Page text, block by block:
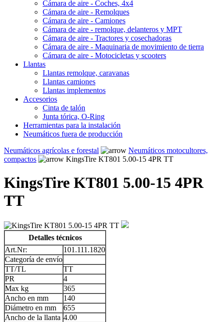
Cámara de aire - Coches, 4x4
Cámara de aire - Remolques
Cámara de aire - Camiones
Cámara de aire - remolque, delanteros y MPT
Cámara de aire - Tractores y cosechadoras
Cámara de aire - Maquinaria de movimiento de tierra
Cámara de aire - Motocicletas y scooters
Llantas
Llantas remolque, caravanas
Llantas camiones
Llantas implementos
Accesorios
Cinta de talón
Junta tórica, O-Ring
Herramientas para la instalación
Neumáticos fuera de producción
Neumáticos agrícolas e forestal
Neumáticos motocultores,
compactos
KingsTire KT801 5.00-15 4PR TT
KingsTire KT801 5.00-15 4PR
TT
Detalles técnicos
Art.Nr:
101.111.1820
Categoría de envío
TT/TL
TT
PR
4
Max kg
365
Ancho en mm
140
Diámetro en mm
655
Ancho de la llanta 4.00